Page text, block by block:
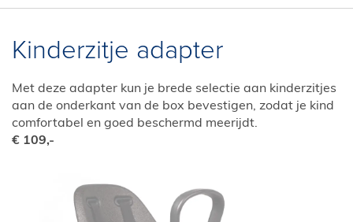
Fietsen
Actie fietsen
Leasefiets
Verhuur
[php snippet=16]
Kinderzitje adapter
Met deze adapter kun je brede selectie aan kinderzitjes
aan de onderkant van de box bevestigen, zodat je kind
comfortabel en goed beschermd meerijdt.
€ 109,-